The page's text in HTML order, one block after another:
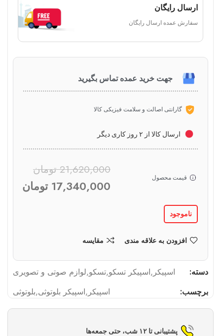
ارسال رایگان
سفارش عمده ارسال رایگان
جهت خرید عمده تماس بگیرید
گارانتی اصالت و سلامت فیزیکی کالا
ارسال کالا از ۲ روز کاری دیگر
قیمت محصول
21,620,000 تومان
17,340,000 تومان
ناموجود
افزودن به علاقه مندی مقایسه
دسته: اسپیکر ,اسپیکر تسکو,تسکو,لوازم صوتی و تصویری
برچسب:
اسپیکر ,اسپیکر بلوتوثی,بلوتوثی
پشتیبانی تا ۱۲ شب، حتی جمعه‌ها